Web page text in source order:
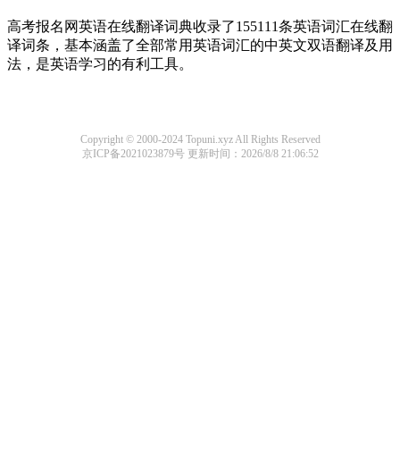
高考报名网英语在线翻译词典收录了155111条英语词汇在线翻
译词条，基本涵盖了全部常用英语词汇的中英文双语翻译及用
法，是英语学习的有利工具。
Copyright © 2000-2024 Topuni.xyz All Rights Reserved
京ICP备2021023879号更新时间：2026/8/8 21:06:52